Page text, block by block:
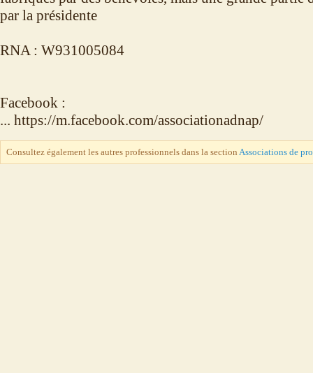
par la présidente
RNA : W931005084
Facebook :
... https://m.facebook.com/associationadnap/
Consultez également les autres professionnels dans la section Associations de